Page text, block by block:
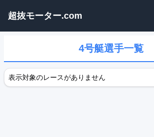
超抜モーター.com
4号艇選手一覧
表示対象のレースがありません